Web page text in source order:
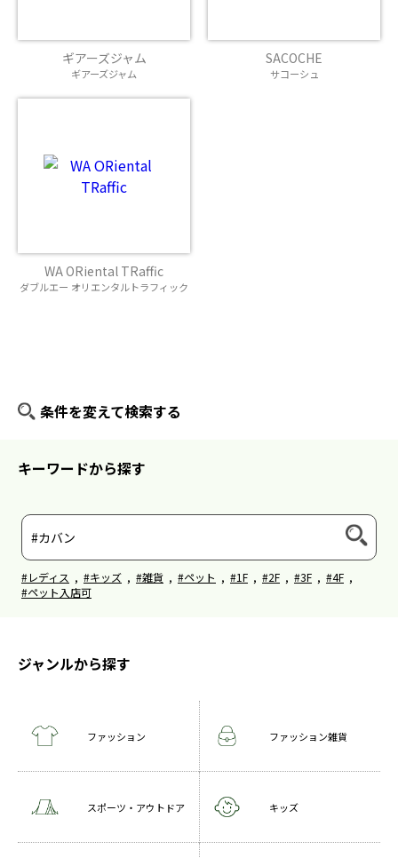
ギアーズジャム
ギアーズジャム
SACOCHE
サコーシュ
WA ORiental TRaffic
ダブルエー オリエンタルトラフィック
条件を変えて検索する
キーワードから探す
#レディス , #キッズ , #雑貨 , #ペット , #1F , #2F , #3F , #4F ,
#ペット入店可
ジャンルから探す
ファッション ファッション雑貨
スポーツ・アウトドア キッズ